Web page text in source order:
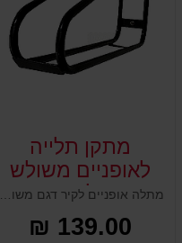
מתקן תלייה
לאופניים משולש
על קיר
מתלה אופניים לקיר דגם משולש האיכותי מסייע לאחסן את האופניים שלכם בצורה מסודרת ומאובטחת בדגש על חיסכון מירבי וניצול מקום האחסון בצורה מקסימלית והגדלת מרחב התנועה, ואחסנה נוספת במקום בין אם זה מחסן או חדר אופניים. מאפשר תלייה מרובה של מתקנים ואופניים
139.00 ₪